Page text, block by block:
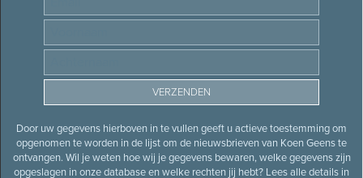
Door uw gegevens hierboven in te vullen geeft u actieve toestemming om
opgenomen te worden in de lijst om de nieuwsbrieven van Koen Geens te
ontvangen. Wil je weten hoe wij je gegevens bewaren, welke gegevens zijn
opgeslagen in onze database en welke rechten jij hebt? Lees alle details in